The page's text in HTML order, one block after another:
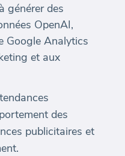
générer des
OpenAI,
Google Analytics
et aux
des
publicitaires et